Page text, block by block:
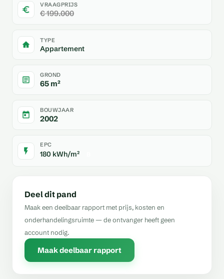
VRAAGPRIJS
€ 199.000
TYPE
Appartement
GROND
65 m²
BOUWJAAR
2002
EPC
180 kWh/m²
Deel dit pand
Maak een deelbaar rapport met prijs, kosten en
onderhandelingsruimte — de ontvanger heeft geen
account nodig.
Maak deelbaar rapport